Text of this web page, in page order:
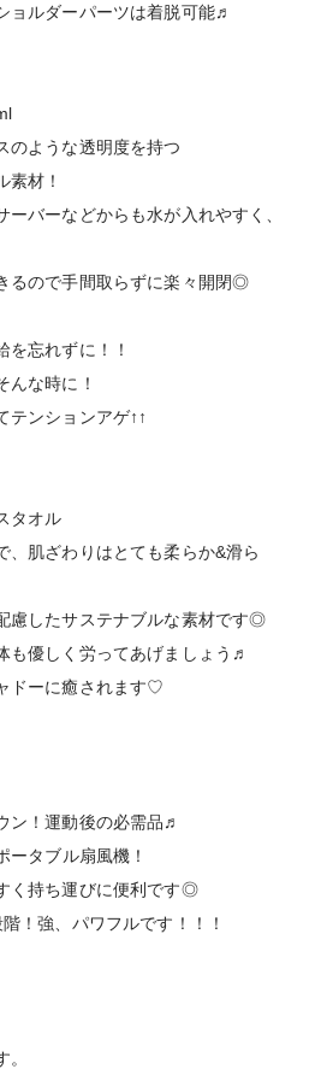
ョルダーパーツは着脱可能♬
のような透明度を持つ
素材！
ーバーなどからも水が入れやすく、
るので手間取らずに楽々開閉◎
を忘れずに！！
な時に！
テンションアゲ↑↑
タオル
、肌ざわりはとても柔らか&滑ら
慮したサステナブルな素材です◎
も優しく労ってあげましょう♬
ドーに癒されます♡
ン！運動後の必需品♬
ータブル扇風機！
く持ち運びに便利です◎
！強、パワフルです！！！